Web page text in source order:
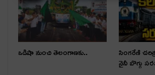
ఒడిషా నుంచి తెలంగాణ‌కు.. సింగరేణి
నైనీ బొగ్గు